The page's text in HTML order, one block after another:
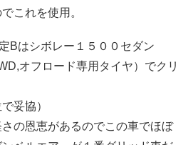
これを使用。
Bはシボレー１５００セダン
オフロード専用タイヤ）でクリ
妥協）
の恩恵があるのでこの車でほぼ